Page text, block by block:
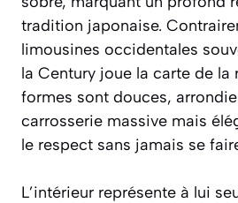
tradition japonaise.
limousines occidentales
la Century joue la carte de la
formes sont douces,
carrosserie massive mais
le respect sans jamais se
L’intérieur représente à lui